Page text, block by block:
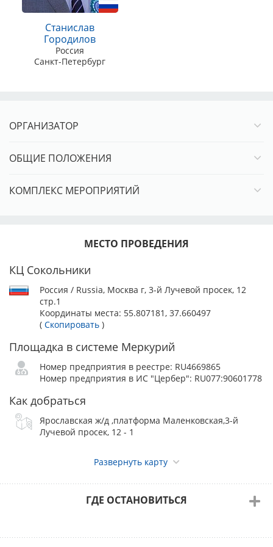
Конкурсы пар, питомников, производителей – 1000 руб.
Регистрация СТРОГО предварительная!
Станислав
Городилов
Россия
Санкт-Петербург
ОРГАНИЗАТОР
ОБЩИЕ ПОЛОЖЕНИЯ
КОМПЛЕКС МЕРОПРИЯТИЙ
МЕСТО ПРОВЕДЕНИЯ
КЦ Сокольники
Россия / Russia, Москва г, 3-й Лучевой просек, 12
стр.1
Координаты места: 55.807181, 37.660497
( Скопировать )
Площадка в системе Меркурий
Номер предприятия в реестре: RU4669865
Номер предприятия в ИС "Цербер": RU077:90601778
Как добраться
Ярославская ж/д ,платформа Маленковская,3-й
Лучевой просек, 12 - 1
Развернуть карту
ГДЕ ОСТАНОВИТЬСЯ